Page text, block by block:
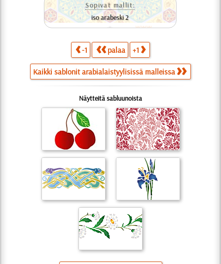
Sopivat mallit:
iso arabeski 2
-1 palaa +1
Kaikki sablonit arabialaistyylisissä malleissa
Näytteitä sabluunoista